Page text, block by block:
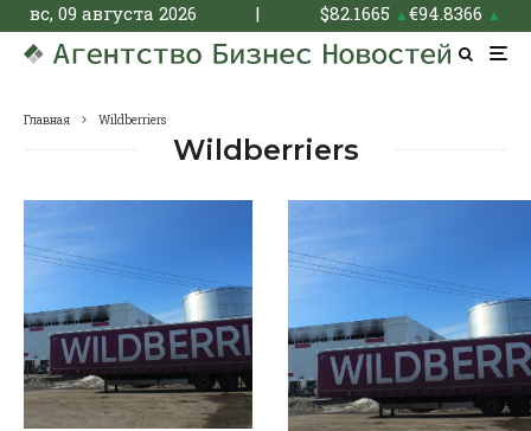
вс, 09 августа 2026 | $82.1665 ▲€94.8366 ▲
Главная Wildberriers
Wildberriers